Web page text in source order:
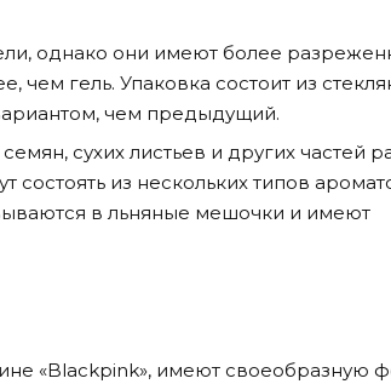
однако они имеют более
чем гель. Упаковка состоит из
чем предыдущий.
сухих листьев и других частей
из нескольких типов
в льняные мешочки и имеют
«Blackpink», имеют своеобразную